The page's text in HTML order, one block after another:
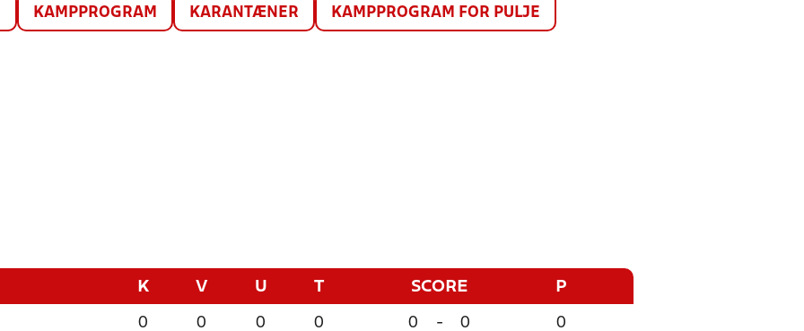
KAMPPROGRAM KARANTÆNER KAMPPROGRAM FOR PULJE
K V U T SCORE P
0 0 0 0 0 - 0 0